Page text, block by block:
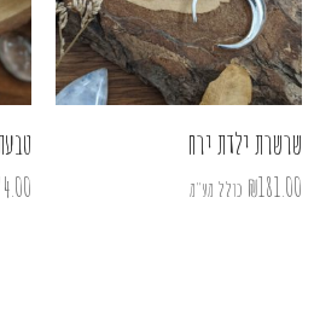
שרשרת ילדת ירח
₪181.00 כולל מע"מ